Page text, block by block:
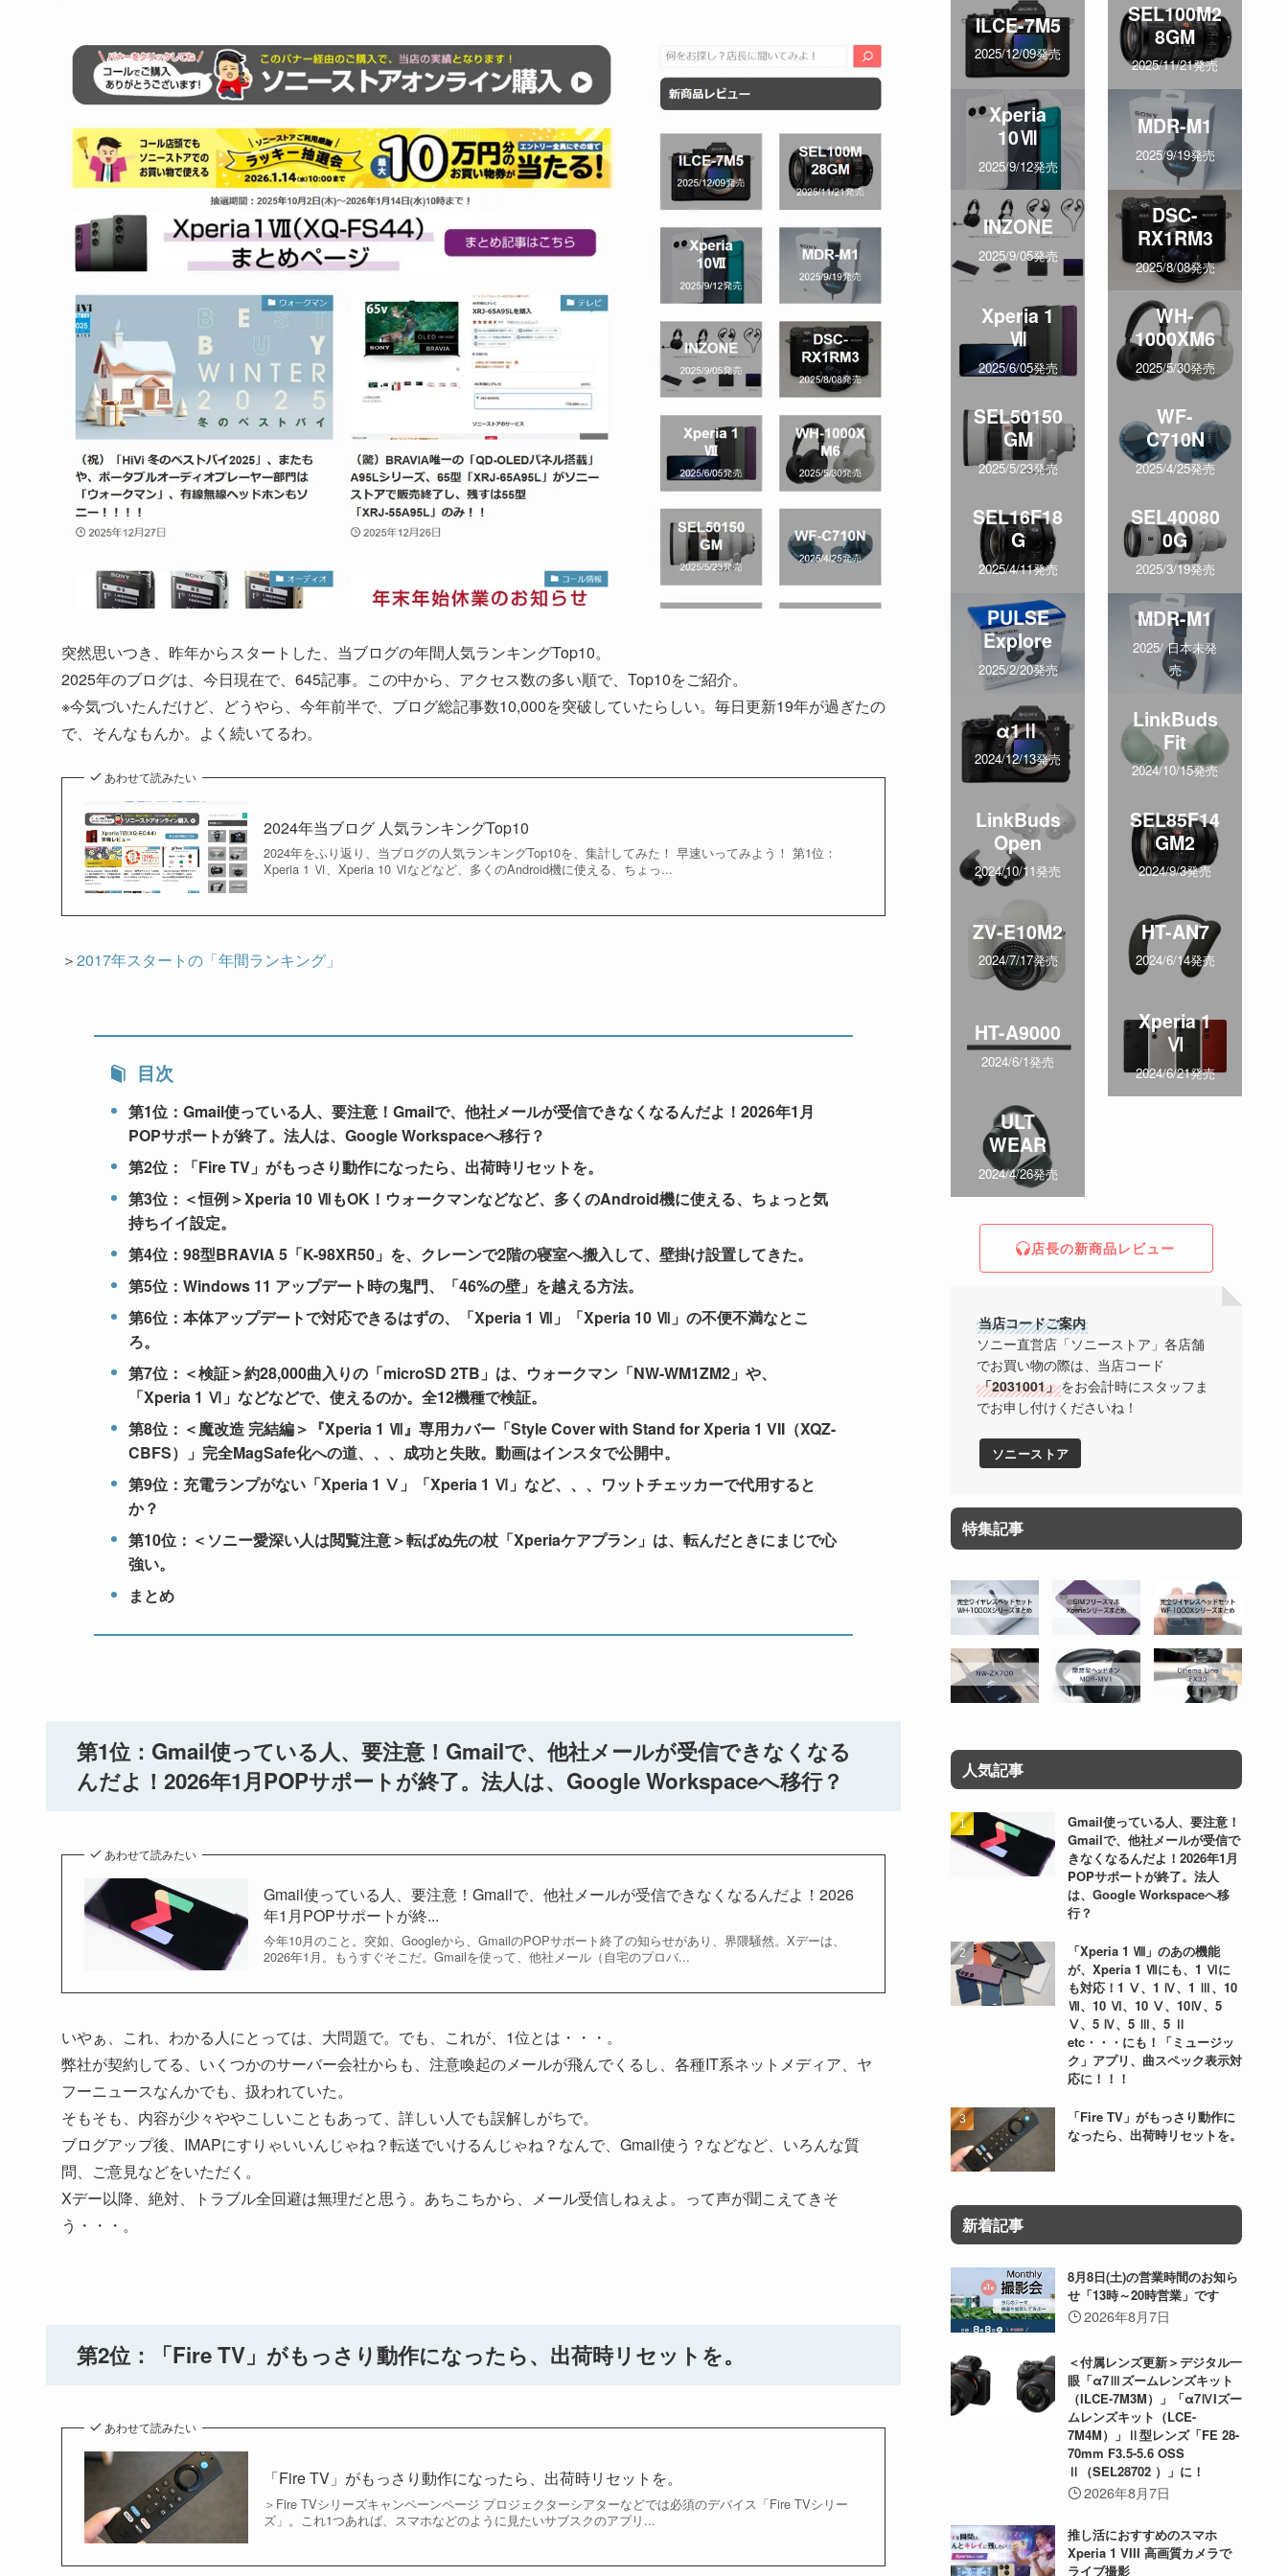
突然思いつき、昨年からスタートした、当ブログの年間人気ランキングTop10。
2025年のブログは、今日現在で、645記事。この中から、アクセス数の多い順で、Top10をご紹介。
※今気づいたんだけど、どうやら、今年前半で、ブログ総記事数10,000を突破していたらしい。毎日更新19年が過ぎたの
で、そんなもんか。よく続いてるわ。
あわせて読みたい
2024年当ブログ 人気ランキングTop10
2024年をふり返り、当ブログの人気ランキングTop10を、集計してみた！ 早速いってみよう！ 第1位：
Xperia 1 Ⅵ、Xperia 10 Ⅵなどなど、多くのAndroid機に使える、ちょっ...
＞2017年スタートの「年間ランキング」
目次
第1位：Gmail使っている人、要注意！Gmailで、他社メールが受信できなくなるんだよ！2026年1月
POPサポートが終了。法人は、Google Workspaceへ移行？
第2位：「Fire TV」がもっさり動作になったら、出荷時リセットを。
第3位：＜恒例＞Xperia 10 ⅦもOK！ウォークマンなどなど、多くのAndroid機に使える、ちょっと気
持ちイイ設定。
第4位：98型BRAVIA 5「K-98XR50」を、クレーンで2階の寝室へ搬入して、壁掛け設置してきた。
第5位：Windows 11 アップデート時の鬼門、「46%の壁」を越える方法。
第6位：本体アップデートで対応できるはずの、「Xperia 1 Ⅶ」「Xperia 10 Ⅶ」の不便不満なとこ
ろ。
第7位：＜検証＞約28,000曲入りの「microSD 2TB」は、ウォークマン「NW-WM1ZM2」や、
「Xperia 1 Ⅵ」などなどで、使えるのか。全12機種で検証。
第8位：＜魔改造 完結編＞『Xperia 1 Ⅶ』専用カバー「Style Cover with Stand for Xperia 1 VII（XQZ-
CBFS）」完全MagSafe化への道、、、成功と失敗。動画はインスタで公開中。
第9位：充電ランプがない「Xperia 1 Ⅴ」「Xperia 1 Ⅵ」など、、、ワットチェッカーで代用すると
か？
第10位：＜ソニー愛深い人は閲覧注意＞転ばぬ先の杖「Xperiaケアプラン」は、転んだときにまじで心
強い。
まとめ
第1位：Gmail使っている人、要注意！Gmailで、他社メールが受信できなくなる
んだよ！2026年1月POPサポートが終了。法人は、Google Workspaceへ移行？
あわせて読みたい
Gmail使っている人、要注意！Gmailで、他社メールが受信できなくなるんだよ！2026
年1月POPサポートが終...
今年10月のこと。突如、Googleから、GmailのPOPサポート終了の知らせがあり、界隈騒然。Xデーは、
2026年1月。もうすぐそこだ。Gmailを使って、他社メール（自宅のプロバ...
いやぁ、これ、わかる人にとっては、大問題で。でも、これが、1位とは・・・。
弊社が契約してる、いくつかのサーバー会社からも、注意喚起のメールが飛んでくるし、各種IT系ネットメディア、ヤ
フーニュースなんかでも、扱われていた。
そもそも、内容が少々ややこしいこともあって、詳しい人でも誤解しがちで。
ブログアップ後、IMAPにすりゃいいんじゃね？転送でいけるんじゃね？なんで、Gmail使う？などなど、いろんな質
問、ご意見などをいただく。
Xデー以降、絶対、トラブル全回避は無理だと思う。あちこちから、メール受信しねぇよ。って声が聞こえてきそ
う・・・。
第2位：「Fire TV」がもっさり動作になったら、出荷時リセットを。
あわせて読みたい
「Fire TV」がもっさり動作になったら、出荷時リセットを。
＞Fire TVシリーズキャンペーンページ プロジェクターシアターなどでは必須のデバイス「Fire TVシリー
ズ」。これ1つあれば、スマホなどのように見たいサブスクのアプリ...
ILCE-7M5
2025/12/09発売
SEL100M2
8GM
2025/11/21発売
Xperia
10Ⅶ
2025/9/12発売
MDR-M1
2025/9/19発売
INZONE
2025/9/05発売
DSC-
RX1RM3
2025/8/08発売
Xperia 1
Ⅶ
2025/6/05発売
WH-
1000XM6
2025/5/30発売
SEL50150
GM
2025/5/23発売
WF-
C710N
2025/4/25発売
SEL16F18
G
2025/4/11発売
SEL40080
0G
2025/3/19発売
PULSE
Explore
2025/2/20発売
MDR-M1
2025/ 日本未発
売
α1Ⅱ
2024/12/13発売
LinkBuds
Fit
2024/10/15発売
LinkBuds
Open
2024/10/11発売
SEL85F14
GM2
2024/9/3発売
ZV-E10M2
2024/7/17発売
HT-AN7
2024/6/14発売
HT-A9000
2024/6/1発売
Xperia 1
Ⅵ
2024/6/21発売
ULT
WEAR
2024/4/26発売
店長の新商品レビュー
当店コードご案内
ソニー直営店「ソニーストア」各店舗
でお買い物の際は、当店コード
「2031001」をお会計時にスタッフま
でお申し付けくださいね！
ソニーストア
特集記事
人気記事
Gmail使っている人、要注意！
Gmailで、他社メールが受信で
きなくなるんだよ！2026年1月
POPサポートが終了。法人
は、Google Workspaceへ移
行？
「Xperia 1 Ⅷ」のあの機能
が、Xperia 1 Ⅶにも、1 Ⅵに
も対応！1 Ⅴ、1 Ⅳ、1 Ⅲ、10
Ⅶ、10 Ⅵ、10 Ⅴ、10Ⅳ、5
Ⅴ、5 Ⅳ、5 Ⅲ、5 Ⅱ
etc・・・にも！「ミュージッ
ク」アプリ、曲スペック表示対
応に！！！
「Fire TV」がもっさり動作に
なったら、出荷時リセットを。
新着記事
8月8日(土)の営業時間のお知ら
せ「13時～20時営業」です
2026年8月7日
＜付属レンズ更新＞デジタル一
眼「α7Ⅲズームレンズキット
（ILCE-7M3M）」「α7ⅣIズー
ムレンズキット（LCE-
7M4M）」Ⅱ型レンズ「FE 28-
70mm F3.5-5.6 OSS
Ⅱ（SEL28702 ）」に！
2026年8月7日
推し活におすすめのスマホ
Xperia 1 VIII 高画質カメラで
ライブ撮影